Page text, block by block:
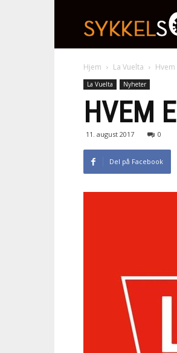
Hjem La Vuelta
La Vuelta Nyheter
HVEM
11. august 2017 0
Del på Facebook